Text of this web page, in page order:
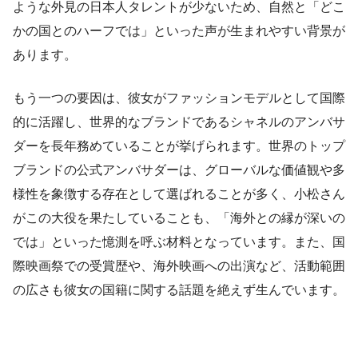
ような外見の日本人タレントが少ないため、自然と「どこ
かの国とのハーフでは」といった声が生まれやすい背景が
あります。
もう一つの要因は、彼女がファッションモデルとして国際
的に活躍し、世界的なブランドであるシャネルのアンバサ
ダーを長年務めていることが挙げられます。世界のトップ
ブランドの公式アンバサダーは、グローバルな価値観や多
様性を象徴する存在として選ばれることが多く、小松さん
がこの大役を果たしていることも、「海外との縁が深いの
では」といった憶測を呼ぶ材料となっています。また、国
際映画祭での受賞歴や、海外映画への出演など、活動範囲
の広さも彼女の国籍に関する話題を絶えず生んでいます。